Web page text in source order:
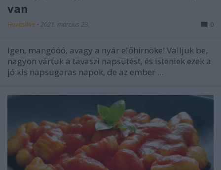
van
Havasilive • 2021. március 23. 0
Igen, mangóóó, avagy a nyár előhírnöke! Valljuk be,
nagyon vártuk a tavaszi napsütést, és isteniek ezek a
jó kis napsugaras napok, de az ember ...